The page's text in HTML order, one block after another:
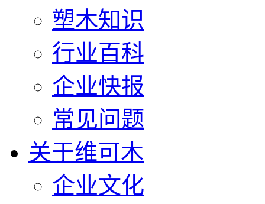
塑木知识
行业百科
企业快报
常见问题
关于维可木
企业文化